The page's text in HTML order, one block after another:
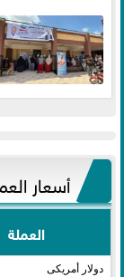
أسعار
العملة
دولار أمريكى​